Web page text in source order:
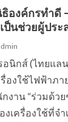
องค์กรทำดี
ป็นช่วยผู้ปร
นิกส์ (ไทยแล
องใช้ไฟฟ้าภ
งาน “ร่วมด้ว
งเครื่องใช้ที่จ